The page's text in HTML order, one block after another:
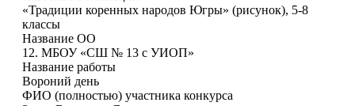
«Традиции коренных народов Югры» (рисунок), 5-8
классы
Название ОО
12. МБОУ «СШ № 13 с УИОП»
Название работы
Вороний день
ФИО (полностью) участника конкурса